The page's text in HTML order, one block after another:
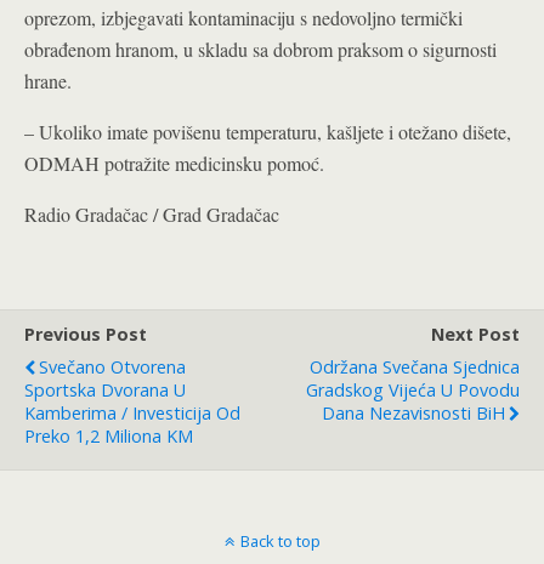
oprezom, izbjegavati kontaminaciju s nedovoljno termički
obrađenom hranom, u skladu sa dobrom praksom o sigurnosti
hrane.
– Ukoliko imate povišenu temperaturu, kašljete i otežano dišete,
ODMAH potražite medicinsku pomoć.
Radio Gradačac / Grad Gradačac
Previous Post
Svečano Otvorena
Sportska Dvorana U
Kamberima / Investicija Od
Preko 1,2 Miliona KM
Next Post
Održana Svečana Sjednica
Gradskog Vijeća U Povodu
Dana Nezavisnosti BiH
Back to top